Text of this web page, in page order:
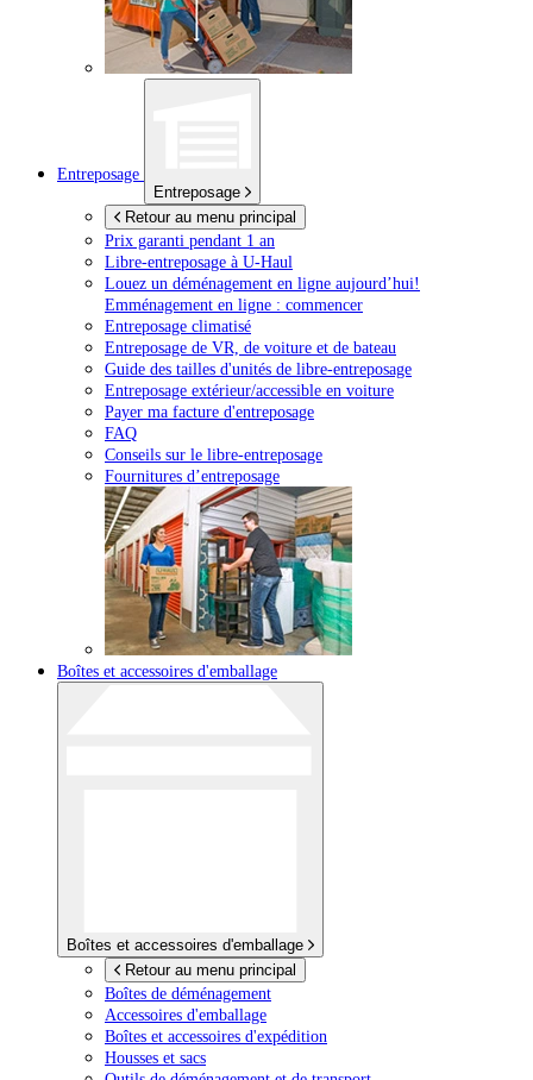
Entreposage
Entreposage
Retour au menu principal
Prix garanti pendant 1 an
Libre-entreposage à U-Haul
Louez un déménagement en ligne aujourd’hui!
Emménagement en ligne : commencer
Entreposage climatisé
Entreposage de VR, de voiture et de bateau
Guide des tailles d'unités de libre-entreposage
Entreposage extérieur/accessible en voiture
Payer ma facture d'entreposage
FAQ
Conseils sur le libre-entreposage
Fournitures d’entreposage
Boîtes et accessoires d'emballage
Boîtes et accessoires d'emballage
Retour au menu principal
Boîtes de déménagement
Accessoires d'emballage
Boîtes et accessoires d'expédition
Housses et sacs